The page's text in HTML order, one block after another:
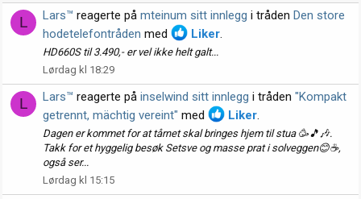
L Lars™ reagerte på mteinum sitt innlegg i tråden Den store
hodetelefontråden med Liker.
HD660S til 3.490,- er vel ikke helt galt...
Lørdag kl 18:29
L Lars™ reagerte på inselwind sitt innlegg i tråden "Kompakt
getrennt, mächtig vereint" med Liker.
Dagen er kommet for at tårnet skal bringes hjem til stua 🥳🎵🎶.
Takk for et hyggelig besøk Setsve og masse prat i solveggen😊☕️,
også ser...
Lørdag kl 15:15